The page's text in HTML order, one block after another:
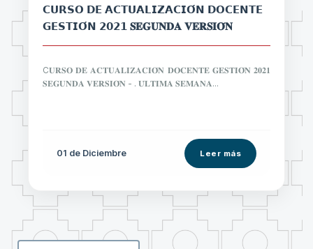
𝗖𝗨𝗥𝗦𝗢 𝗗𝗘 𝗔𝗖𝗧𝗨𝗔𝗟𝗜𝗭𝗔𝗖𝗜𝗢́𝗡 𝗗𝗢𝗖𝗘𝗡𝗧𝗘
𝗚𝗘𝗦𝗧𝗜𝗢́𝗡 𝟮𝟬𝟮𝟭 𝐒𝐄𝐆𝐔𝐍𝐃𝐀 𝐕𝐄𝐑𝐒𝐈𝐎́𝐍
C𝐔𝐑𝐒𝐎 𝐃𝐄 𝐀𝐂𝐓𝐔𝐀𝐋𝐈𝐙𝐀𝐂𝐈𝐎́𝐍 𝐃𝐎𝐂𝐄𝐍𝐓𝐄 𝐆𝐄𝐒𝐓𝐈𝐎́𝐍 𝟐𝟎𝟐𝟏
𝐒𝐄𝐆𝐔𝐍𝐃𝐀 𝐕𝐄𝐑𝐒𝐈𝐎́𝐍 - . 𝐔́𝐋𝐓𝐈𝐌𝐀 𝐒𝐄𝐌𝐀𝐍𝐀...
01 de Diciembre Leer más